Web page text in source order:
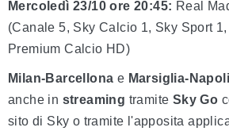
Mercoledì 23/10 ore 20:45: Real
(Canale 5, Sky Calcio 1, Sky Sport
Premium Calcio HD)
Milan-Barcellona e Marsiglia-Napoli
anche in streaming tramite Sky Go
sito di Sky o tramite l'apposita